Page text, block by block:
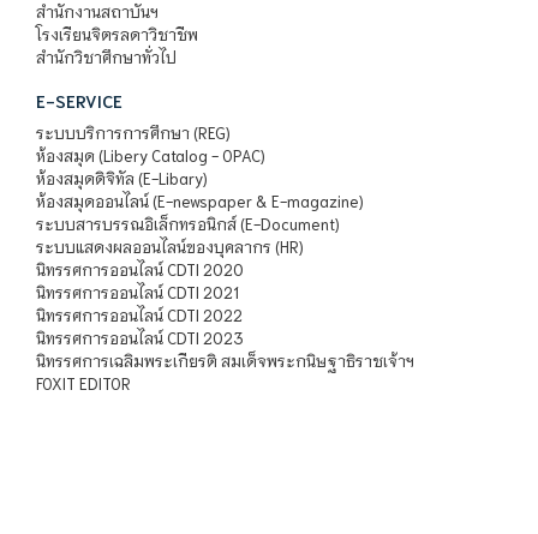
สำนักงานสถาบันฯ
โรงเรียนจิตรลดาวิชาชีพ
สำนักวิชาศึกษาทั่วไป
E-SERVICE
ระบบบริการการศึกษา (REG)
ห้องสมุด (Libery Catalog - OPAC)
ห้องสมุดดิจิทัล (E-Libary)
ห้องสมุดออนไลน์ (E-newspaper & E-magazine)
ระบบสารบรรณอิเล็กทรอนิกส์ (E-Document)
ระบบแสดงผลออนไลน์ของบุคลากร (HR)
นิทรรศการออนไลน์ CDTI 2020
นิทรรศการออนไลน์ CDTI 2021
นิทรรศการออนไลน์ CDTI 2022
นิทรรศการออนไลน์ CDTI 2023
นิทรรศการเฉลิมพระเกียรติ สมเด็จพระกนิษฐาธิราชเจ้าฯ
FOXIT EDITOR